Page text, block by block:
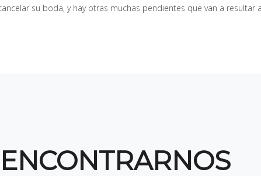
su boda, y hay otras muchas pendientes que van a